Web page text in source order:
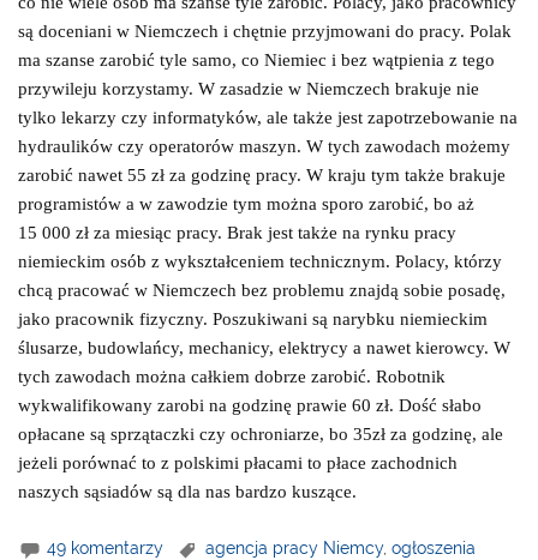
są doceniani w Niemczech i chętnie przyjmowani do pracy. Polak
ma szanse zarobić tyle samo, co Niemiec i bez wątpienia z tego
przywileju korzystamy. W zasadzie w Niemczech brakuje nie
tylko lekarzy czy informatyków, ale także jest zapotrzebowanie na
hydraulików czy operatorów maszyn. W tych zawodach możemy
zarobić nawet 55 zł za godzinę pracy. W kraju tym także brakuje
programistów a w zawodzie tym można sporo zarobić, bo aż
15 000 zł za miesiąc pracy. Brak jest także na rynku pracy
niemieckim osób z wykształceniem technicznym. Polacy, którzy
chcą pracować w Niemczech bez problemu znajdą sobie posadę,
jako pracownik fizyczny. Poszukiwani są narybku niemieckim
ślusarze, budowlańcy, mechanicy, elektrycy a nawet kierowcy. W
tych zawodach można całkiem dobrze zarobić. Robotnik
wykwalifikowany zarobi na godzinę prawie 60 zł. Dość słabo
opłacane są sprzątaczki czy ochroniarze, bo 35zł za godzinę, ale
jeżeli porównać to z polskimi płacami to płace zachodnich
naszych sąsiadów są dla nas bardzo kuszące.
49 komentarzy agencja pracy Niemcy,ogłoszenia